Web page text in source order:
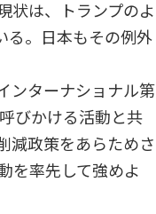
状は、トランプのよ
る。日本もその例外
ンターナショナル第
びかける活動と共
減政策をあらためさ
を率先して強めよ